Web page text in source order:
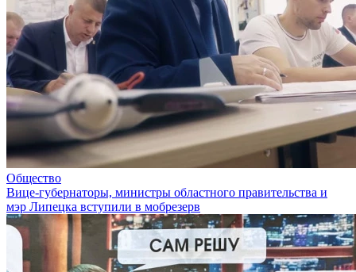
Общество
Вице-губернаторы, министры областного правительства и
мэр Липецка вступили в мобрезерв